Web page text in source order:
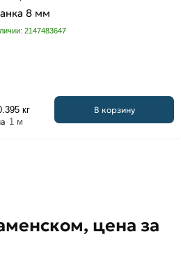
8 мм
2147483647
кг
1 м
В корзину
цена за